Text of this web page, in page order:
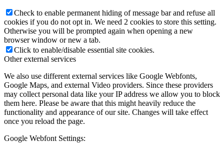
Check to enable permanent hiding of message bar and refuse all
cookies if you do not opt in. We need 2 cookies to store this setting.
Otherwise you will be prompted again when opening a new
browser window or new a tab.
Click to enable/disable essential site cookies.
Other external services
We also use different external services like Google Webfonts,
Google Maps, and external Video providers. Since these providers
may collect personal data like your IP address we allow you to block
them here. Please be aware that this might heavily reduce the
functionality and appearance of our site. Changes will take effect
once you reload the page.
Google Webfont Settings: